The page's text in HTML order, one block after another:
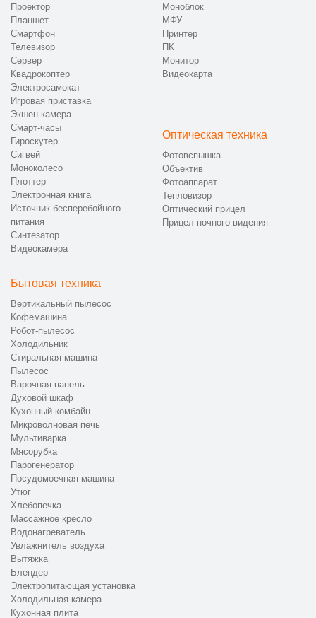
Проектор
Планшет
Смартфон
Телевизор
Сервер
Квадрокоптер
Электросамокат
Игровая приставка
Экшен-камера
Смарт-часы
Гироскутер
Сигвей
Моноколесо
Плоттер
Электронная книга
Источник бесперебойного
питания
Синтезатор
Видеокамера
Моноблок
МФУ
Принтер
ПК
Монитор
Видеокарта
Оптическая техника
Фотовспышка
Объектив
Фотоаппарат
Тепловизор
Оптический прицел
Прицел ночного видения
Бытовая техника
Вертикальный пылесос
Кофемашина
Робот-пылесос
Холодильник
Стиральная машина
Пылесос
Варочная панель
Духовой шкаф
Кухонный комбайн
Микроволновая печь
Мультиварка
Мясорубка
Парогенератор
Посудомоечная машина
Утюг
Хлебопечка
Массажное кресло
Водонагреватель
Увлажнитель воздуха
Вытяжка
Блендер
Электропитающая установка
Холодильная камера
Кухонная плита